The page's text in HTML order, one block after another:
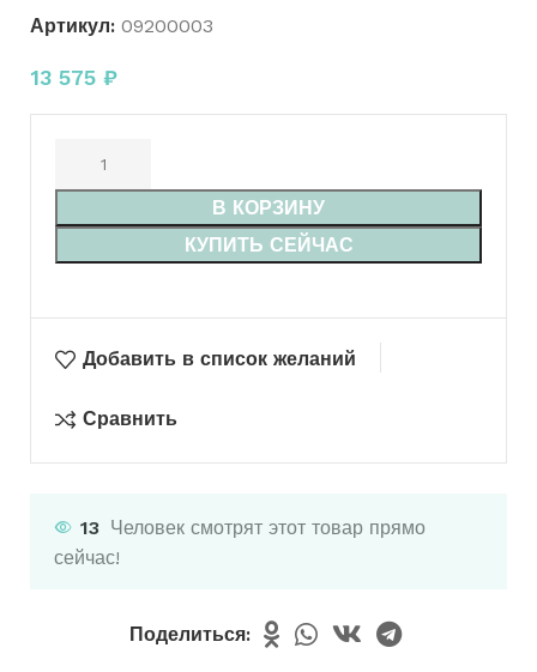
Артикул: 09200003
13 575 ₽
В КОРЗИНУ
КУПИТЬ СЕЙЧАС
Добавить в список желаний
Сравнить
13 Человек смотрят этот товар прямо
сейчас!
Поделиться: